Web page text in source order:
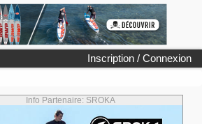
Inscription / Connexion
Info Partenaire: SROKA